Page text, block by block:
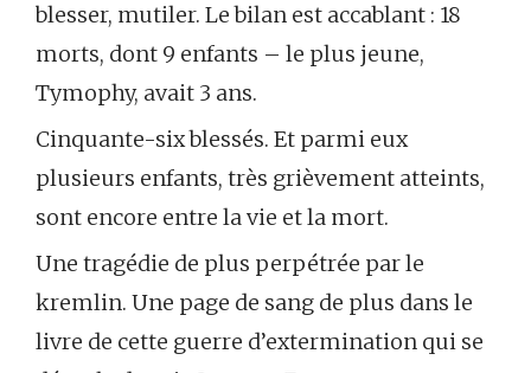
blesser, mutiler. Le bilan est accablant : 18
morts, dont 9 enfants – le plus jeune,
Tymophy, avait 3 ans.
Cinquante-six blessés. Et parmi eux
plusieurs enfants, très grièvement atteints,
sont encore entre la vie et la mort.
Une tragédie de plus perpétrée par le
kremlin. Une page de sang de plus dans le
livre de cette guerre d’extermination qui se